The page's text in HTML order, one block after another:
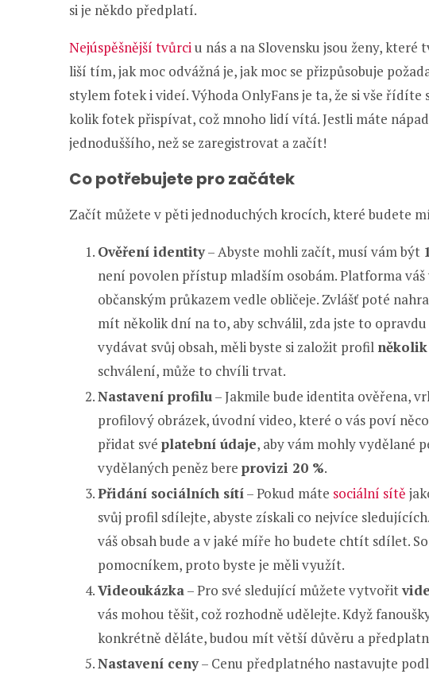
si je někdo předplatí.
Nejúspěšnější tvůrciu nás a na Slovensku jsou ženy, které
liší tím, jak moc odvážná je, jak moc se přizpůsobuje
stylem fotek i videí. Výhoda OnlyFans je ta, že si vše řídíte
kolik fotek přispívat, což mnoho lidí vítá. Jestli máte
jednoduššího, než se zaregistrovat a začít!
Co potřebujete pro začátek
Začít můžete v pěti jednoduchých krocích, které budete
Ověření identity– Abyste mohli začít, musí vám být
není povolen přístup mladším osobám. Platforma
občanským průkazem vedle obličeje. Zvlášť poté
mít několik dní na to, aby schválil, zda jste to
vydávat svůj obsah, měli byste si založit profil
schválení, může to chvíli trvat.
Nastavení profilu– Jakmile bude identita ověřena,
profilový obrázek, úvodní video, které o vás poví
přidat své platební údaje, aby vám mohly vydělané
vydělaných peněz bere provizi 20 %.
Přidání sociálních sítí– Pokud máte sociální sítě
svůj profil sdílejte, abyste získali co nejvíce
váš obsah bude a v jaké míře ho budete chtít sdílet.
pomocníkem, proto byste je měli využít.
Videoukázka– Pro své sledující můžete vytvořit
vás mohou těšit, což rozhodně udělejte. Když
konkrétně děláte, budou mít větší důvěru a
Nastavení ceny– Cenu předplatného nastavujte